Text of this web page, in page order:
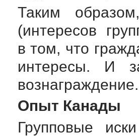
Таким
(интересов
в том, что
интересы. И
вознаграждение.
Опыт Канады
Групповые